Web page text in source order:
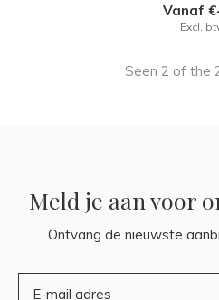
Vanaf
Excl.
Seen 2 of the
Meld je aan voor
Ontvang de nieuwste